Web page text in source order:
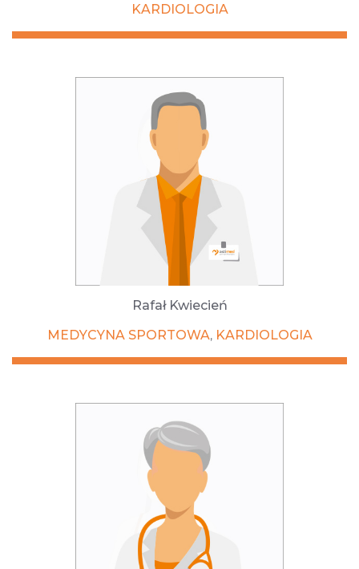
KARDIOLOGIA
Rafał Kwiecień
MEDYCYNA SPORTOWA, KARDIOLOGIA